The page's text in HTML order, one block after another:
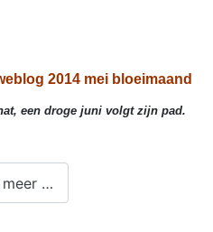
2014 mei bloeimaand
een droge juni volgt zijn pad.
meer …